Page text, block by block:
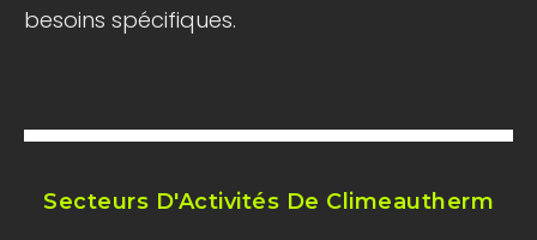
besoins spécifiques.
Secteurs D'Activités De Climeautherm